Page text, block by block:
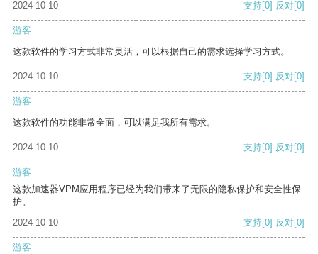
2024-10-10 支持[0] 反对[0]
游客
这款软件的学习方式非常灵活，可以根据自己的需求选择学习方式。
2024-10-10 支持[0] 反对[0]
游客
这款软件的功能非常全面，可以满足我所有需求。
2024-10-10 支持[0] 反对[0]
游客
这款加速器VPM应用程序已经为我们带来了无限的隐私保护和安全性保
护。
2024-10-10
支持[0] 反对[0]
游客